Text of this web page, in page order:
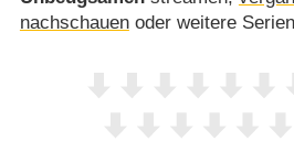
nachschauenoder weitere